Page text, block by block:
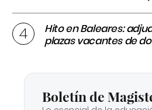
Hito en Baleares:
plazas vacantes de
Boletín de